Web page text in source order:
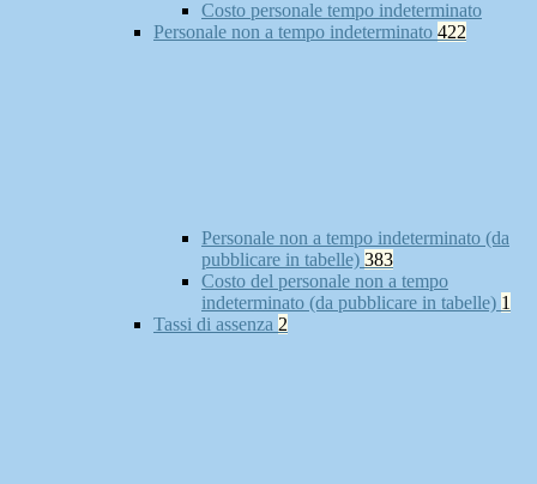
Costo personale tempo indeterminato
Personale non a tempo indeterminato 422
Personale non a tempo indeterminato (da
pubblicare in tabelle) 383
Costo del personale non a tempo
indeterminato (da pubblicare in tabelle) 1
Tassi di assenza 2